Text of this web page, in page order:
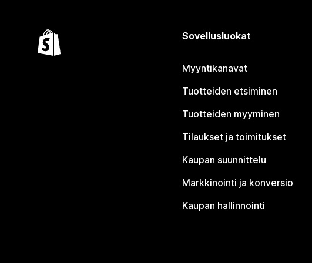
Sovellusluokat
Myyntikanavat
Tuotteiden etsiminen
Tuotteiden myyminen
Tilaukset ja toimitukset
Kaupan suunnittelu
Markkinointi ja konversio
Kaupan hallinnointi